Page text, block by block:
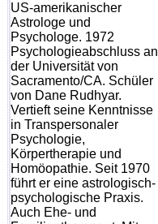
US-amerikanischer
Astrologe und
Psychologe. 1972
Psychologieabschluss an
der Universität von
Sacramento/CA. Schüler
von Dane Rudhyar.
Vertieft seine Kenntnisse
in Transpersonaler
Psychologie,
Körpertherapie und
Homöopathie. Seit 1970
führt er eine astrologisch-
psychologische Praxis.
Auch Ehe- und